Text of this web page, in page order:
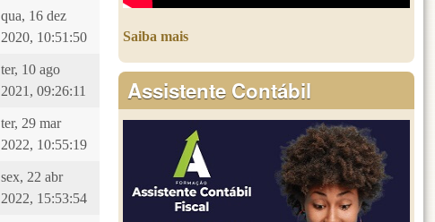
qua, 16 dez
2020, 10:51:50
ter, 10 ago
2021, 09:26:11
ter, 29 mar
2022, 10:55:19
sex, 22 abr
2022, 15:53:54
Saiba mais
Assistente Contábil